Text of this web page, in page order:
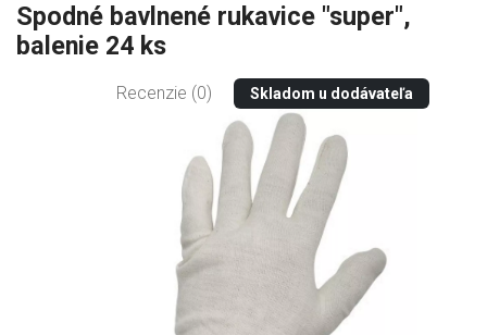
Spodné bavlnené rukavice "super",
balenie 24 ks
Recenzie (0) Skladom u dodávateľa